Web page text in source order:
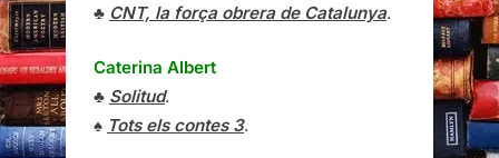
♣ CNT, la força obrera de Catalunya.
Caterina Albert
♣ Solitud.
♠ Tots els contes 3.